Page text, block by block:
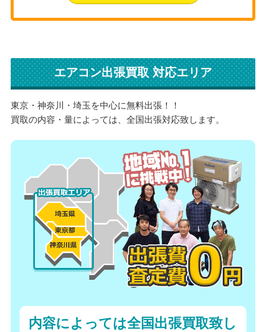
エアコン出張買取 対応エリア
東京・神奈川・埼玉を中心に無料出張！！
買取の内容・量によっては、全国出張対応致します。
内容によっては全国出張買取致し